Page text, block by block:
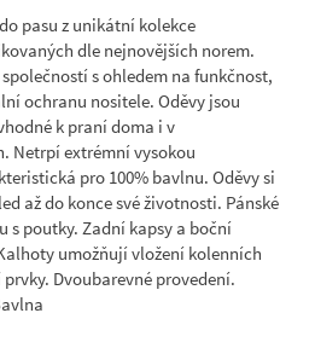
pasu z unikátní kolekce
dle nejnovějších norem.
s ohledem na funkčnost,
ochranu nositele. Oděvy jsou
k praní doma i v
Netrpí extrémní vysokou
pro 100% bavlnu. Oděvy si
až do konce své životnosti. Pánské
s poutky. Zadní kapsy a boční
umožňují vložení kolenních
Dvoubarevné provedení.